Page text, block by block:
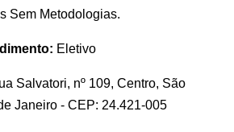
Sem Metodologias.
Eletivo
Salvatori, nº 109, Centro, São
Janeiro - CEP: 24.421-005